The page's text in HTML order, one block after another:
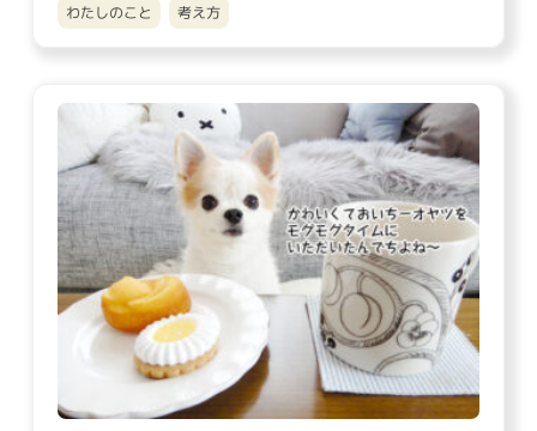
わたしのこと 考え方